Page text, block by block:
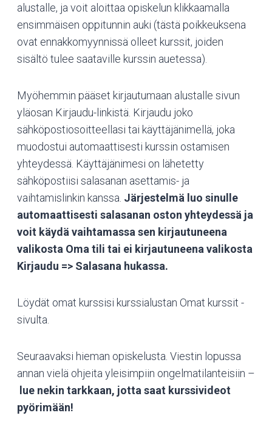
alustalle, ja voit aloittaa opiskelun klikkaamalla
ensimmäisen oppitunnin auki (tästä poikkeuksena
ovat ennakkomyynnissä olleet kurssit, joiden
sisältö tulee saataville kurssin auetessa).
Myöhemmin pääset kirjautumaan alustalle sivun
yläosan Kirjaudu-linkistä. Kirjaudu joko
sähköpostiosoitteellasi tai käyttäjänimellä, joka
muodostui automaattisesti kurssin ostamisen
yhteydessä. Käyttäjänimesi on lähetetty
sähköpostiisi salasanan asettamis- ja
vaihtamislinkin kanssa. Järjestelmä luo sinulle
automaattisesti salasanan oston yhteydessä ja
voit käydä vaihtamassa sen kirjautuneena
valikosta Oma tili tai ei kirjautuneena valikosta
Kirjaudu => Salasana hukassa.
Löydät omat kurssisi kurssialustan Omat kurssit -
sivulta.
Seuraavaksi hieman opiskelusta. Viestin lopussa
annan vielä ohjeita yleisimpiin ongelmatilanteisiin –
lue nekin tarkkaan, jotta saat kurssivideot
pyörimään!